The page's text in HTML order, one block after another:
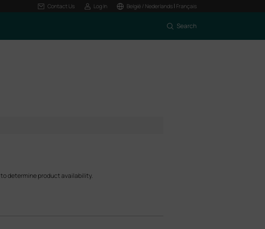
Contact Us Log In België / Nederlands| Français
Search
determine product availability.